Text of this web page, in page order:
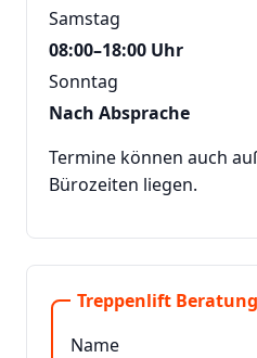
Samstag
08:00–18:00 Uhr
Sonntag
Nach Absprache
Termine können auch
Bürozeiten liegen.
Treppenlift
Name